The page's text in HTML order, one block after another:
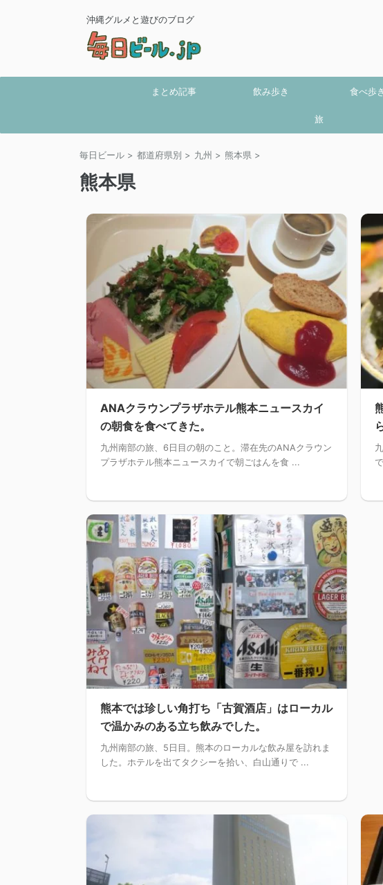
沖縄グルメと遊びのブログ
まとめ記事 飲み歩き 食べ歩き
旅
毎日ビール > 都道府県別 > 九州 > 熊本県 >
熊本県
ANAクラウンプラザホテル熊本ニュースカイ
の朝食を食べてきた。
九州南部の旅、6日目の朝のこと。滞在先のANAクラウン
プラザホテル熊本ニュースカイで朝ごはんを食 ...
熊本では珍しい角打ち「古賀酒店」はローカル
で温かみのある立ち飲みでした。
九州南部の旅、5日目。熊本のローカルな飲み屋を訪れま
した。ホテルを出てタクシーを拾い、白山通りで ...